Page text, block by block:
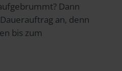
Dann
an, denn
bis zum